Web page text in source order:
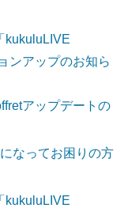
kukuluLIVE
ンアップのお知ら
アップデートの
なってお困りの方
kukuluLIVE